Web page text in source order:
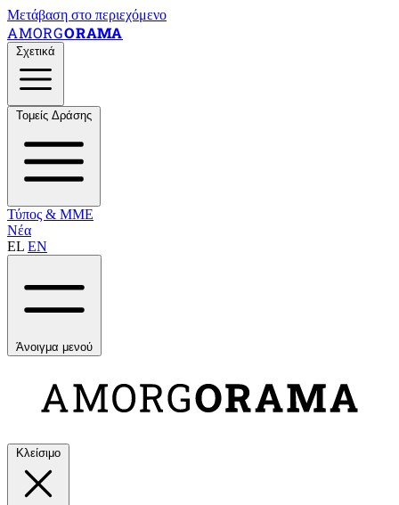
Μετάβαση στο περιεχόμενο
AMORGORAMA
Σχετικά
Τομείς Δράσης
Τύπος & ΜΜΕ
Νέα
EL EN
Άνοιγμα μενού
Κλείσιμο